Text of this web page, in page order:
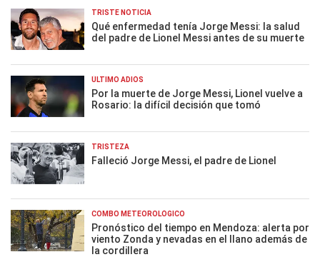
TRISTE NOTICIA
Qué enfermedad tenía Jorge Messi: la salud
del padre de Lionel Messi antes de su muerte
ÚLTIMO ADIÓS
Por la muerte de Jorge Messi, Lionel vuelve a
Rosario: la difícil decisión que tomó
TRISTEZA
Falleció Jorge Messi, el padre de Lionel
COMBO METEOROLÓGICO
Pronóstico del tiempo en Mendoza: alerta por
viento Zonda y nevadas en el llano además de
la cordillera